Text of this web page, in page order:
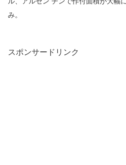
み。
スポンサードリンク